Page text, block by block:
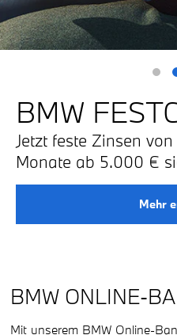
BMW
Jetzt feste Zinsen
Monate ab 5.000 €
Mehr
BMW ONLINE-
Mit unserem BMW Online-